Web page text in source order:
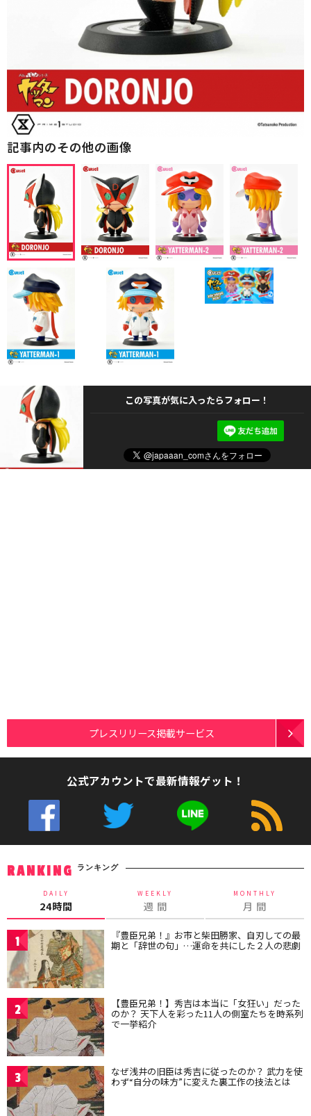
記事内のその他の画像
この写真が気に入ったらフォロー！
プレスリリース掲載サービス
公式アカウントで最新情報ゲット！
RANKING ランキング
DAILY
24時間
WEEKLY
週 間
MONTHLY
月 間
1 『豊臣兄弟！』お市と柴田勝家、自刃しての最
期と「辞世の句」…運命を共にした２人の悲劇
2 【豊臣兄弟！】秀吉は本当に「女狂い」だった
のか？ 天下人を彩った11人の側室たちを時系列
で一挙紹介
3 なぜ浅井の旧臣は秀吉に従ったのか？ 武力を使
わず“自分の味方”に変えた裏工作の技法とは